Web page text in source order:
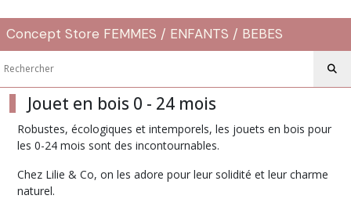
Concept Store FEMMES / ENFANTS / BEBES
Jouet en bois 0 - 24 mois
Robustes, écologiques et intemporels, les jouets en bois pour
les 0-24 mois sont des incontournables.
Chez Lilie & Co, on les adore pour leur solidité et leur charme
naturel.
bois
0
-
mois
Afficher
les
résultats